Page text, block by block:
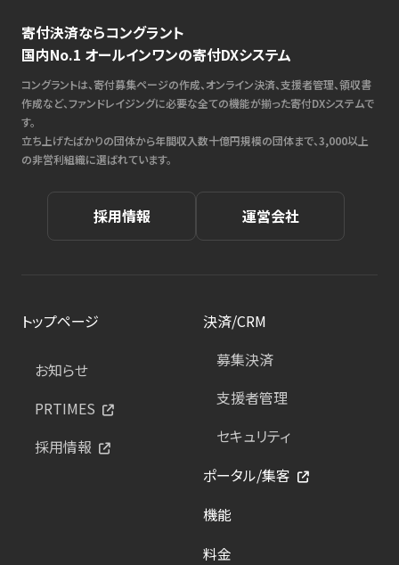
寄付決済ならコングラント
国内No.1 オールインワンの寄付DXシステム
コングラントは、寄付募集ページの作成、オンライン決済、支援者管理、領収書
作成など、ファンドレイジングに必要な全ての機能が揃った寄付DXシステムで
す。
立ち上げたばかりの団体から年間収入数十億円規模の団体まで、3,000以上
の非営利組織に選ばれています。
採用情報 運営会社
トップページ
お知らせ
PRTIMES
採用情報
決済/CRM
募集決済
支援者管理
セキュリティ
ポータル/集客
機能
料金